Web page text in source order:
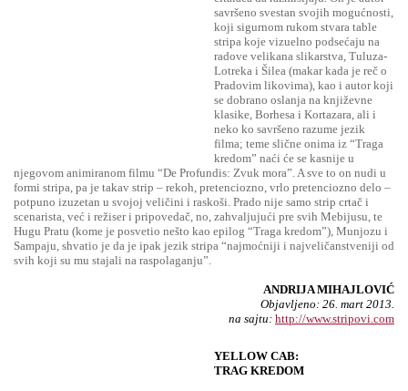
savršeno svestan svojih mogućnosti,
koji sigurnom rukom stvara table
stripa koje vizuelno podsećaju na
radove velikana slikarstva, Tuluza-
Lotreka i Šilea (makar kada je reč o
Pradovim likovima), kao i autor koji
se dobrano oslanja na književne
klasike, Borhesa i Kortazara, ali i
neko ko savršeno razume jezik
filma; teme slične onima iz “Traga
kredom” naći će se kasnije u
njegovom animiranom filmu “De Profundis: Zvuk mora”. A sve to on nudi u
formi stripa, pa je takav strip – rekoh, pretenciozno, vrlo pretenciozno delo –
potpuno izuzetan u svojoj veličini i raskoši. Prado nije samo strip crtač i
scenarista, već i režiser i pripovedač, no, zahvaljujući pre svih Mebijusu, te
Hugu Pratu (kome je posvetio nešto kao epilog “Traga kredom”), Munjozu i
Sampaju, shvatio je da je ipak jezik stripa “najmoćniji i najveličanstveniji od
svih koji su mu stajali na raspolaganju”.
ANDRIJA MIHAJLOVIĆ
Objavljeno: 26. mart 2013.
na sajtu: http://www.stripovi.com
YELLOW CAB:
TRAG KREDOM